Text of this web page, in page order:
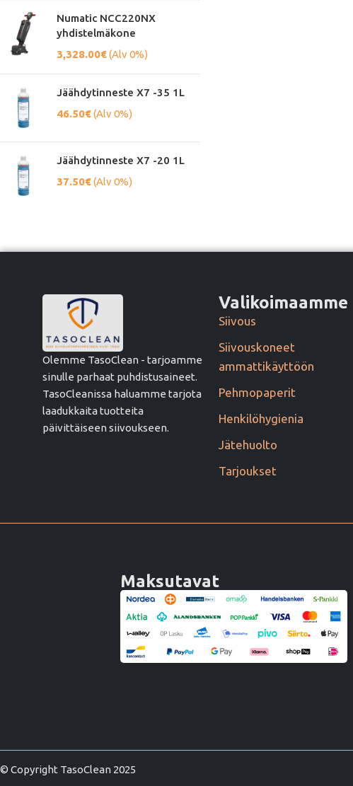
Numatic NCC220NX
yhdistelmäkone
3,328.00€(Alv 0%)
Jäähdytinneste X7 -35 1L
46.50€(Alv 0%)
Jäähdytinneste X7 -20 1L
37.50€(Alv 0%)
Olemme TasoClean - tarjoamme
sinulle parhaat puhdistusaineet.
TasoCleanissa haluamme tarjota
laadukkaita tuotteita
päivittäiseen siivoukseen.
Valikoimaamme
Siivous
Siivouskoneet
ammattikäyttöön
Pehmopaperit
Henkilöhygienia
Jätehuolto
Tarjoukset
Maksutavat
© Copyright TasoClean 2025